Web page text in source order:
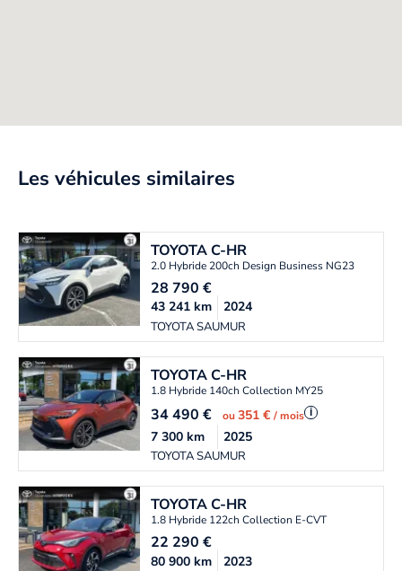
Les véhicules similaires
TOYOTAC-HR
2.0 Hybride 200ch Design Business NG23
28 790€
TOYOTA SAUMUR
43 241km 2024
TOYOTAC-HR
1.8 Hybride 140ch Collection MY25
34 490€ ou351 €/ mois i
TOYOTA SAUMUR
7 300km 2025
TOYOTAC-HR
1.8 Hybride 122ch Collection E-CVT
22 290€
80 900km 2023